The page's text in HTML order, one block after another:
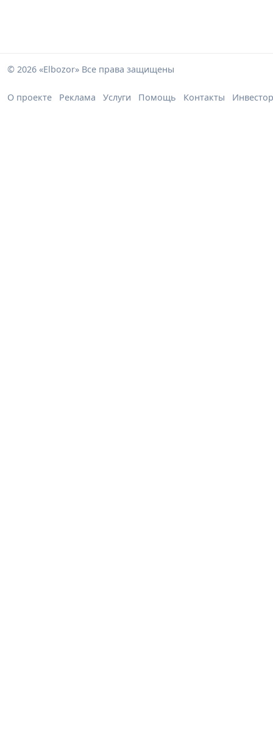
© 2026 «Elbozor» Все права защищены
О проекте Реклама Услуги Помощь Контакты